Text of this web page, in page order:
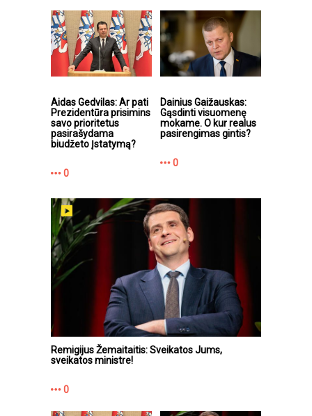
Aidas Gedvilas: Ar pati
Prezidentūra prisimins
savo prioritetus
pasirašydama
biudžeto Įstatymą?
0
Dainius Gaižauskas:
Gąsdinti visuomenę
mokame. O kur realus
pasirengimas gintis?
0
Remigijus Žemaitaitis: Sveikatos Jums,
sveikatos ministre!
0